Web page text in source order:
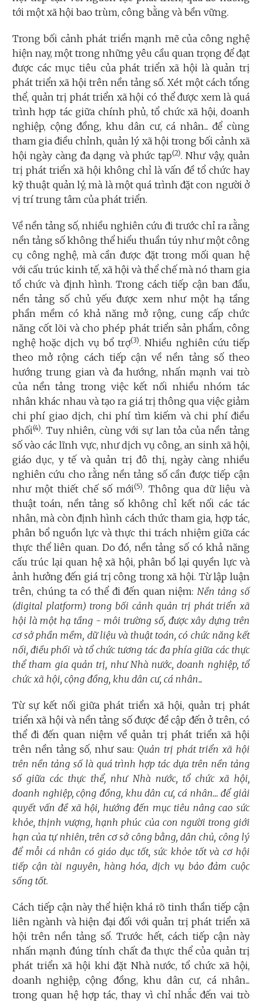
tới một xã hội bao trùm, công bằng và bền vững.
Trong bối cảnh phát triển mạnh mẽ của công nghệ
hiện nay, một trong những yêu cầu quan trọng để đạt
được các mục tiêu của phát triển xã hội là quản trị
phát triển xã hội trên nền tảng số. Xét một cách tổng
thể, quản trị phát triển xã hội có thể được xem là quá
trình hợp tác giữa chính phủ, tổ chức xã hội, doanh
nghiệp, cộng đồng, khu dân cư, cá nhân... để cùng
tham gia điều chỉnh, quản lý xã hội trong bối cảnh xã
hội ngày càng đa dạng và phức tạp(2). Như vậy, quản
trị phát triển xã hội không chỉ là vấn đề tổ chức hay
kỹ thuật quản lý, mà là một quá trình đặt con người ở
vị trí trung tâm của phát triển.
Về nền tảng số, nhiều nghiên cứu đi trước chỉ ra rằng
nền tảng số không thể hiểu thuần túy như một công
cụ công nghệ, mà cần được đặt trong mối quan hệ
với cấu trúc kinh tế, xã hội và thể chế mà nó tham gia
tổ chức và định hình. Trong cách tiếp cận ban đầu,
nền tảng số chủ yếu được xem như một hạ tầng
phần mềm có khả năng mở rộng, cung cấp chức
năng cốt lõi và cho phép phát triển sản phẩm, công
nghệ hoặc dịch vụ bổ trợ(3). Nhiều nghiên cứu tiếp
theo mở rộng cách tiếp cận về nền tảng số theo
hướng trung gian và đa hướng, nhấn mạnh vai trò
của nền tảng trong việc kết nối nhiều nhóm tác
nhân khác nhau và tạo ra giá trị thông qua việc giảm
chi phí giao dịch, chi phí tìm kiếm và chi phí điều
phối(4). Tuy nhiên, cùng với sự lan tỏa của nền tảng
số vào các lĩnh vực, như dịch vụ công, an sinh xã hội,
giáo dục, y tế và quản trị đô thị, ngày càng nhiều
nghiên cứu cho rằng nền tảng số cần được tiếp cận
như một thiết chế số mới(5). Thông qua dữ liệu và
thuật toán, nền tảng số không chỉ kết nối các tác
nhân, mà còn định hình cách thức tham gia, hợp tác,
phân bổ nguồn lực và thực thi trách nhiệm giữa các
thực thể liên quan. Do đó, nền tảng số có khả năng
cấu trúc lại quan hệ xã hội, phân bổ lại quyền lực và
ảnh hưởng đến giá trị công trong xã hội. Từ lập luận
trên, chúng ta có thể đi đến quan niệm: Nền tảng số
(digital platform) trong bối cảnh quản trị phát triển xã
hội là một hạ tầng - môi trường số, được xây dựng trên
cơ sở phần mềm, dữ liệu và thuật toán, có chức năng kết
nối, điều phối và tổ chức tương tác đa phía giữa các thực
thể tham gia quản trị, như Nhà nước, doanh nghiệp, tổ
chức xã hội, cộng đồng, khu dân cư, cá nhân...
Từ sự kết nối giữa phát triển xã hội, quản trị phát
triển xã hội và nền tảng số được đề cập đến ở trên, có
thể đi đến quan niệm về quản trị phát triển xã hội
trên nền tảng số, như sau: Quản trị phát triển xã hội
trên nền tảng số là quá trình hợp tác dựa trên nền tảng
số giữa các thực thể, như Nhà nước, tổ chức xã hội,
doanh nghiệp, cộng đồng, khu dân cư, cá nhân... để giải
quyết vấn đề xã hội, hướng đến mục tiêu nâng cao sức
khỏe, thịnh vượng, hạnh phúc của con người trong giới
hạn của tự nhiên, trên cơ sở công bằng, dân chủ, công lý
để mỗi cá nhân có giáo dục tốt, sức khỏe tốt và cơ hội
tiếp cận tài nguyên, hàng hóa, dịch vụ bảo đảm cuộc
sống tốt.
Cách tiếp cận này thể hiện khá rõ tinh thần tiếp cận
liên ngành và hiện đại đối với quản trị phát triển xã
hội trên nền tảng số. Trước hết, cách tiếp cận này
nhấn mạnh đúng tính chất đa thực thể của quản trị
phát triển xã hội khi đặt Nhà nước, tổ chức xã hội,
doanh nghiệp, cộng đồng, khu dân cư, cá nhân...
trong quan hệ hợp tác, thay vì chỉ nhắc đến vai trò